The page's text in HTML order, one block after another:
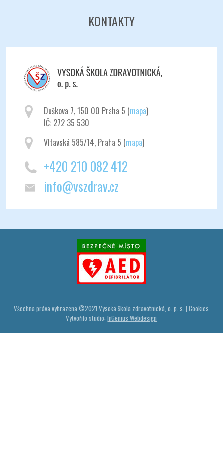
KONTAKTY
Duškova 7, 150 00 Praha 5 (mapa)
IČ: 272 35 530
Vltavská 585/14, Praha 5 (mapa)
+420 210 082 412
info@vszdrav.cz
Všechna práva vyhrazena ©2021 Vysoká škola zdravotnická, o. p. s. |Cookies
Vytvořilo studio:InGenius Webdesign